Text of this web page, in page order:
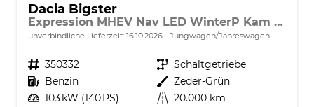
Dacia Bigster
Expression MHEV Nav LED WinterP Kam 17Z
unverbindliche Lieferzeit: 16.10.2026 Jungwagen/Jahreswagen
Fahrzeugnr. 350332 Getriebe Schaltgetriebe
Kraftstoff Benzin Außenfarbe Zeder-Grün
Leistung 103 kW (140 PS) Kilometerstand 20.000 km